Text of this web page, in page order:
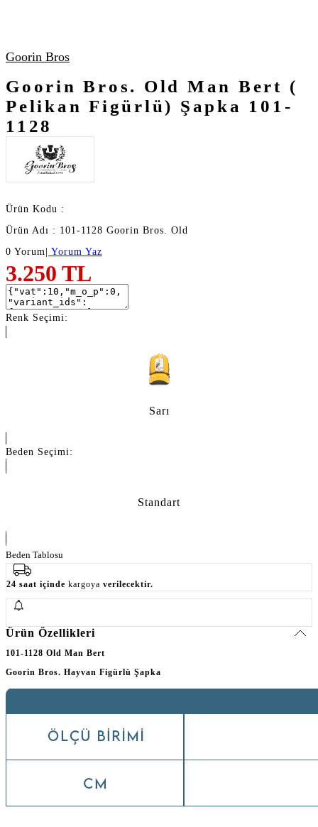
Goorin Bros
Goorin Bros. Old Man Bert (
Pelikan Figürlü) Şapka 101-
1128
Ürün Kodu :
Ürün Adı : 101-1128 Goorin Bros. Old
0 Yorum | Yorum Yaz
3.250 TL
Renk Seçimi:
Sarı
Beden Seçimi:
Standart
Beden Tablosu
24 saat içinde kargoya verilecektir.
Ürün Özellikleri
101-1128 Old Man Bert
Goorin Bros. Hayvan Figürlü Şapka